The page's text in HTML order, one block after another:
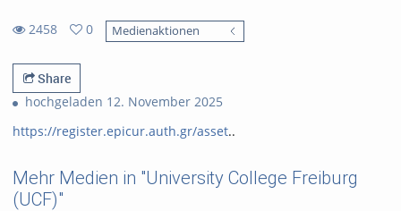
2458
views
0
favorites
Medienaktionen
Share
hochgeladen 12. November 2025
https://register.epicur.auth.gr/asset..
Mehr Medien in "University College Freiburg
(UCF)"